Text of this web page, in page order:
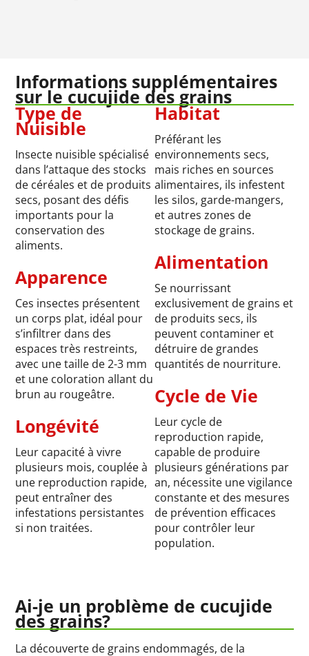
Informations supplémentaires
sur le cucujide des grains
Type de
Nuisible
Insecte nuisible spécialisé
dans l’attaque des stocks
de céréales et de produits
secs, posant des défis
importants pour la
conservation des
aliments.
Apparence
Ces insectes présentent
un corps plat, idéal pour
s’infiltrer dans des
espaces très restreints,
avec une taille de 2-3 mm
et une coloration allant du
brun au rougeâtre.
Longévité
Leur capacité à vivre
plusieurs mois, couplée à
une reproduction rapide,
peut entraîner des
infestations persistantes
si non traitées.
Habitat
Préférant les
environnements secs,
mais riches en sources
alimentaires, ils infestent
les silos, garde-mangers,
et autres zones de
stockage de grains.
Alimentation
Se nourrissant
exclusivement de grains et
de produits secs, ils
peuvent contaminer et
détruire de grandes
quantités de nourriture.
Cycle de Vie
Leur cycle de
reproduction rapide,
capable de produire
plusieurs générations par
an, nécessite une vigilance
constante et des mesures
de prévention efficaces
pour contrôler leur
population.
Ai-je un problème de cucujide
des grains?
La découverte de grains endommagés, de la